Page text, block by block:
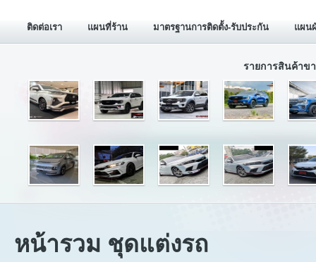
ติดต่อเรา แผนที่ร้าน มาตรฐานการติดตั้ง-รับประกัน แผน
รายการสินค้าข
หน้ารวม ชุดแต่งรถ